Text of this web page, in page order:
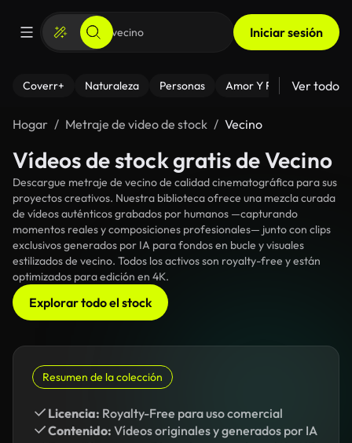
Iniciar sesión
Coverr+ Naturaleza Personas Amor Y Relaciones
Ver todo
Hogar Metraje de video de stock Vecino
Vídeos de stock gratis de Vecino
Descargue metraje de vecino de calidad cinematográfica para sus
proyectos creativos. Nuestra biblioteca ofrece una mezcla curada
de vídeos auténticos grabados por humanos —capturando
momentos reales y composiciones profesionales— junto con clips
exclusivos generados por IA para fondos en bucle y visuales
estilizados de vecino. Todos los activos son royalty-free y están
optimizados para edición en 4K.
Explorar todo el stock
Resumen de la colección
Licencia: Royalty-Free para uso comercial
Contenido: Vídeos originales y generados por IA